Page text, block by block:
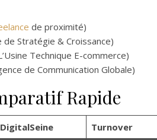
de proximité)
de Stratégie & Croissance)
Technique E-commerce)
de Communication Globale)
Rapide
DigitalSeine Turnover